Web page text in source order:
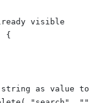
visible
{
as value